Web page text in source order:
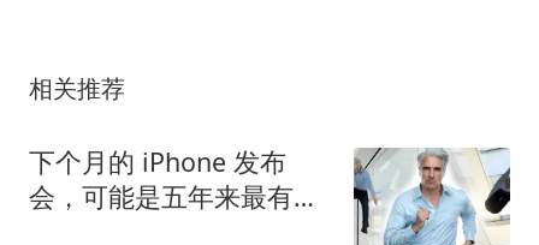
相关推荐
下个月的 iPhone 发布
会，可能是五年来最有